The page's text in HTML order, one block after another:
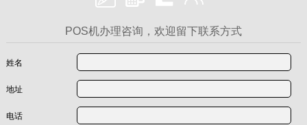
POS机办理咨询，欢迎留下联系方式
姓名
地址
电话